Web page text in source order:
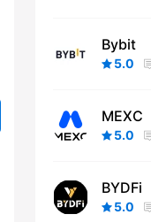
Bybit
5.0
MEXC
5.0
BYDFi
5.0